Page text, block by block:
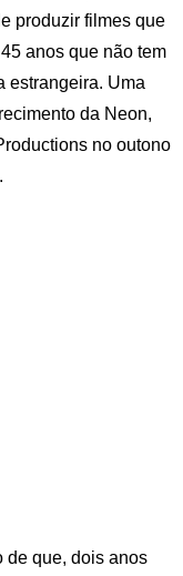
produzir filmes que
anos que não tem
estrangeira. Uma
da Neon,
no outono
de que, dois anos